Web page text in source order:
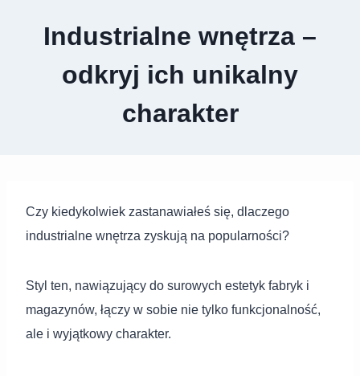
Industrialne wnętrza –
odkryj ich unikalny
charakter
Czy kiedykolwiek zastanawiałeś się, dlaczego
industrialne wnętrza zyskują na popularności?
Styl ten, nawiązujący do surowych estetyk fabryk i
magazynów, łączy w sobie nie tylko funkcjonalność,
ale i wyjątkowy charakter.